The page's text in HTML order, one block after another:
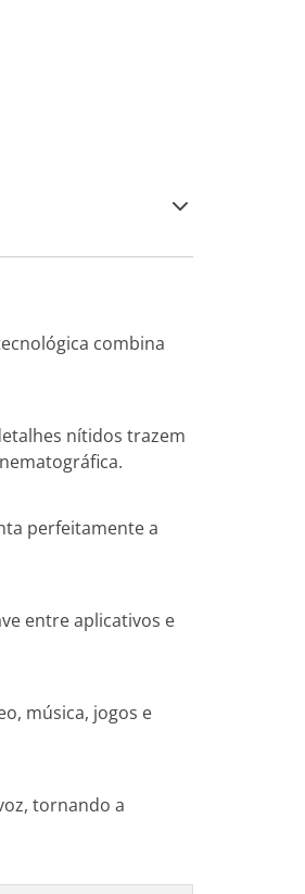
combina
nítidos trazem
perfeitamente a
entre aplicativos e
música, jogos e
tornando a